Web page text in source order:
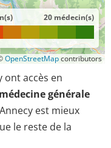
20 médecin(s)
OpenStreetMapcontributors
ont accès en
générale
est mieux
le reste de la